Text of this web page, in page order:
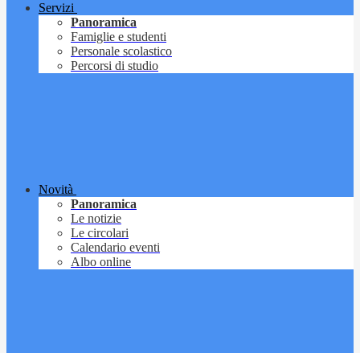
Servizi
Panoramica
Famiglie e studenti
Personale scolastico
Percorsi di studio
Novità
Panoramica
Le notizie
Le circolari
Calendario eventi
Albo online